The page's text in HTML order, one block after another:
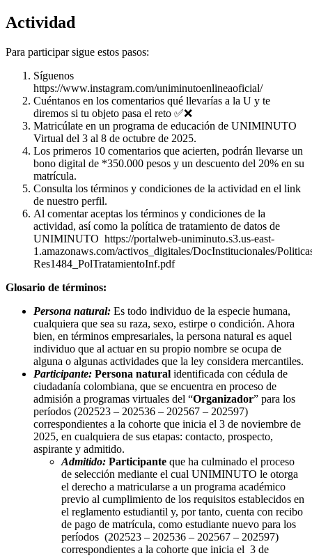
Actividad
Para participar sigue estos pasos:
Síguenos
https://www.instagram.com/uniminutoenlineaoficial/
Cuéntanos en los comentarios qué llevarías a la U y te
diremos si tu objeto pasa el reto ✅❌
Matricúlate en un programa de educación de UNIMINUTO
Virtual del 3 al 8 de octubre de 2025.
Los primeros 10 comentarios que acierten, podrán llevarse un
bono digital de *350.000 pesos y un descuento del 20% en su
matrícula.
Consulta los términos y condiciones de la actividad en el link
de nuestro perfil.
Al comentar aceptas los términos y condiciones de la
actividad, así como la política de tratamiento de datos de
UNIMINUTO https://portalweb-uniminuto.s3.us-east-
1.amazonaws.com/activos_digitales/DocInstitucionales/
Res1484_PolTratamientoInf.pdf
Glosario de términos:
Persona natural: Es todo individuo de la especie humana,
cualquiera que sea su raza, sexo, estirpe o condición. Ahora
bien, en términos empresariales, la persona natural es aquel
individuo que al actuar en su propio nombre se ocupa de
alguna o algunas actividades que la ley considera mercantiles.
Participante: Persona natural identificada con cédula de
ciudadanía colombiana, que se encuentra en proceso de
admisión a programas virtuales del “Organizador” para los
períodos (202523 – 202536 – 202567 – 202597)
correspondientes a la cohorte que inicia el 3 de noviembre de
2025, en cualquiera de sus etapas: contacto, prospecto,
aspirante y admitido.
Admitido: Participante que ha culminado el proceso
de selección mediante el cual UNIMINUTO le otorga
el derecho a matricularse a un programa académico
previo al cumplimiento de los requisitos establecidos en
el reglamento estudiantil y, por tanto, cuenta con recibo
de pago de matrícula, como estudiante nuevo para los
períodos (202523 – 202536 – 202567 – 202597)
correspondientes a la cohorte que inicia el 3 de